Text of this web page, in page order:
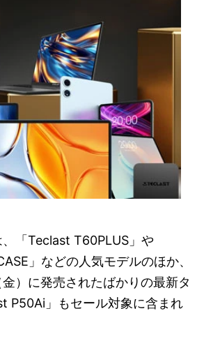
「Teclast T60PLUS」や
」などの人気モデルのほか、
）に発売されたばかりの最新タ
P50Ai」もセール対象に含まれ